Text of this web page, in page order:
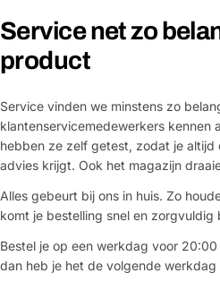
Service net zo
product
Service vinden we minstens zo
klantenservicemedewerkers kennen
hebben ze zelf getest, zodat je altijd
advies krijgt. Ook het magazijn
Alles gebeurt bij ons in huis. Zo
komt je bestelling snel en zorgvuldig
Bestel je op een werkdag voor
dan heb je het de volgende werkdag